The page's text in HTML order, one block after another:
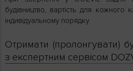
будівництво, вартість для кожного
індивідуальному порядку.
Отримати (пролонгувати)
з експертним сервісом